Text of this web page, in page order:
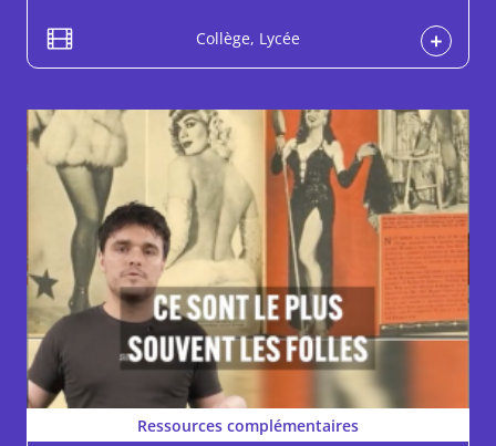
Collège, Lycée
Ressources complémentaires